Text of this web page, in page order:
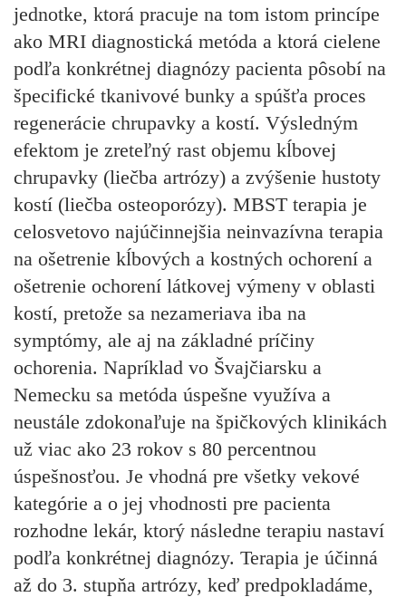
jednotke, ktorá pracuje na tom istom princípe
ako MRI diagnostická metóda a ktorá cielene
podľa konkrétnej diagnózy pacienta pôsobí na
špecifické tkanivové bunky a spúšťa proces
regenerácie chrupavky a kostí. Výsledným
efektom je zreteľný rast objemu kĺbovej
chrupavky (liečba artrózy) a zvýšenie hustoty
kostí (liečba osteoporózy). MBST terapia je
celosvetovo najúčinnejšia neinvazívna terapia
na ošetrenie kĺbových a kostných ochorení a
ošetrenie ochorení látkovej výmeny v oblasti
kostí, pretože sa nezameriava iba na
symptómy, ale aj na základné príčiny
ochorenia. Napríklad vo Švajčiarsku a
Nemecku sa metóda úspešne využíva a
neustále zdokonaľuje na špičkových klinikách
už viac ako 23 rokov s 80 percentnou
úspešnosťou. Je vhodná pre všetky vekové
kategórie a o jej vhodnosti pre pacienta
rozhodne lekár, ktorý následne terapiu nastaví
podľa konkrétnej diagnózy. Terapia je účinná
až do 3. stupňa artrózy, keď predpokladáme,